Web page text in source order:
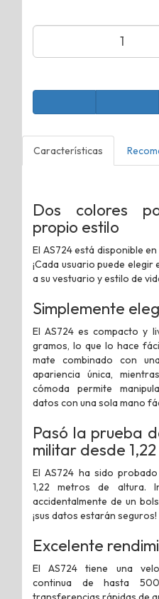
Características
Dos colores
propio estilo
El AS724 está disponible
¡Cada usuario puede
a su vestuario y estilo de
Simplemente
El AS724 es compacto y
gramos, lo que lo hace
mate combinado con
apariencia única,
cómoda permite
datos con una sola mano
Pasó la prueba
militar desde 1,22
El AS724 ha sido
1,22 metros de altura.
accidentalmente de un
¡sus datos estarán seguros!
Excelente
El AS724 tiene una
continua de hasta